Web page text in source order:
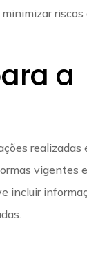
riscos
a
realizadas
vigentes e
incluir